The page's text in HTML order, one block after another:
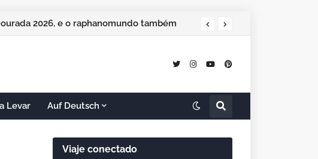
2026, e o raphanomundo também
Levar Auf Deutsch
Viaje conectado